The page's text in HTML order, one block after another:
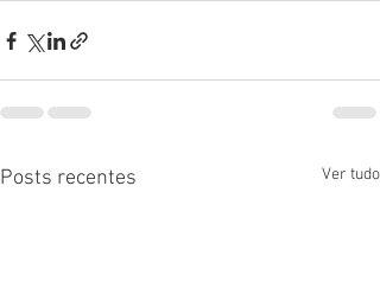
Posts recentes Ver tudo